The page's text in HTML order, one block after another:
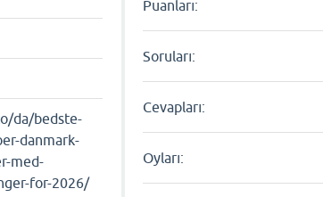
da/bedste-
danmark-
med-
for-2026/
Puanları:
Soruları:
Cevapları:
Oyları: